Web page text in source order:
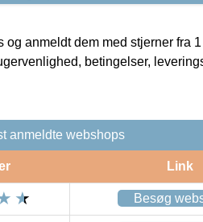
anmeldt dem med stjerner fra
betingelser,
anmeldte webshops
Link
Besøg